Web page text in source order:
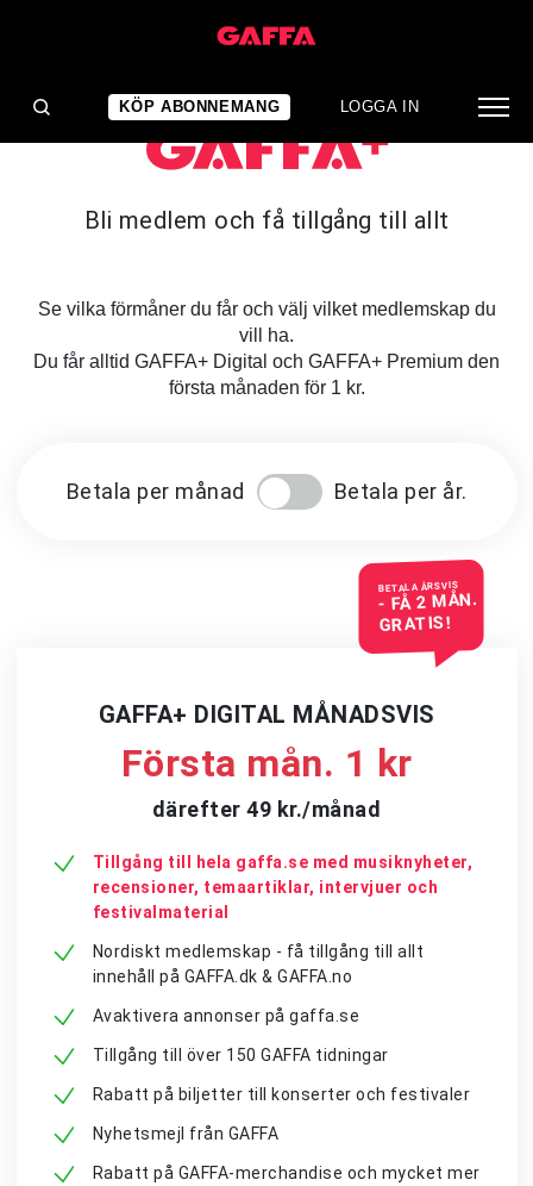
KÖP ABONNEMANG LOGGA IN
Bli medlem och få tillgång till allt
Se vilka förmåner du får och välj vilket medlemskap du
vill ha.
Du får alltid GAFFA+ Digital och GAFFA+ Premium den
första månaden för 1 kr.
Betala per månad Betala per år.
BETALA ÅRSVIS
- FÅ 2 MÅN.
GRATIS!
GAFFA+ DIGITAL MÅNADSVIS
Första mån. 1 kr
därefter 49 kr./månad
Tillgång till hela gaffa.se med musiknyheter,
recensioner, temaartiklar, intervjuer och
festivalmaterial
Nordiskt medlemskap - få tillgång till allt
innehåll på GAFFA.dk & GAFFA.no
Avaktivera annonser på gaffa.se
Tillgång till över 150 GAFFA tidningar
Rabatt på biljetter till konserter och festivaler
Nyhetsmejl från GAFFA
Rabatt på GAFFA-merchandise och mycket mer